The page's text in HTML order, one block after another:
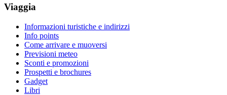
Viaggia
Informazioni turistiche e indirizzi
Info points
Come arrivare e muoversi
Previsioni meteo
Sconti e promozioni
Prospetti e brochures
Gadget
Libri